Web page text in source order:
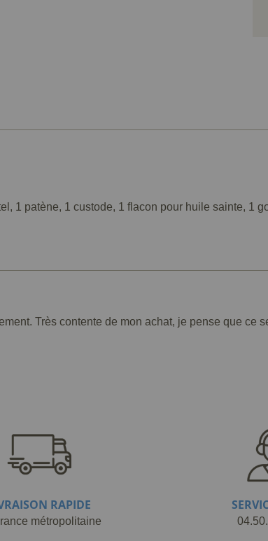
1 patène, 1 custode, 1 flacon pour huile sainte, 1
Très contente de mon achat, je pense que ce
RAPIDE
métropolitaine